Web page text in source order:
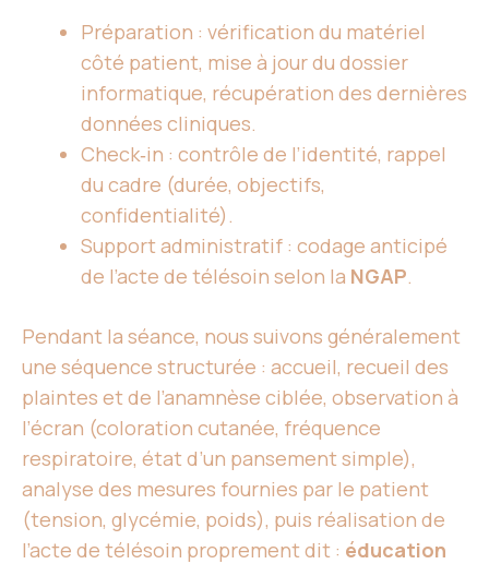
Préparation : vérification du matériel
côté patient, mise à jour du dossier
informatique, récupération des dernières
données cliniques.
Check‑in : contrôle de l’identité, rappel
du cadre (durée, objectifs,
confidentialité).
Support administratif : codage anticipé
de l’acte de télésoin selon la NGAP.
Pendant la séance, nous suivons généralement
une séquence structurée : accueil, recueil des
plaintes et de l’anamnèse ciblée, observation à
l’écran (coloration cutanée, fréquence
respiratoire, état d’un pansement simple),
analyse des mesures fournies par le patient
(tension, glycémie, poids), puis réalisation de
l’acte de télésoin proprement dit : éducation